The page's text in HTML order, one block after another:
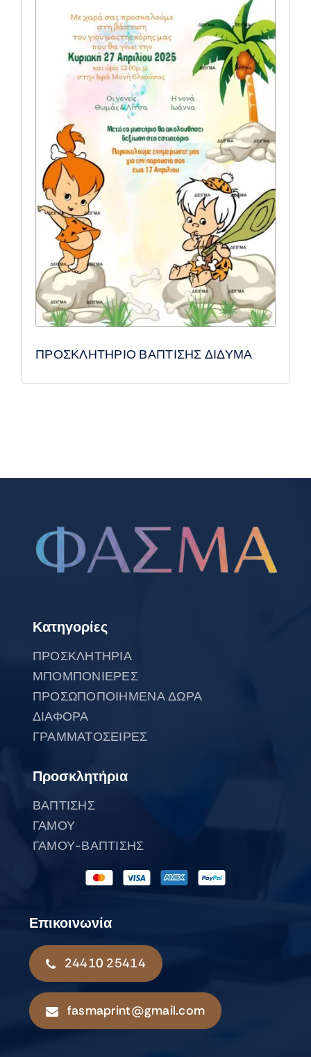
ΠΡΟΣΚΛΗΤΗΡΙΟ ΒΑΠΤΙΣΗΣ ΔΙΔΥΜΑ
Κατηγορίες
ΠΡΟΣΚΛΗΤΗΡΙΑ
ΜΠΟΜΠΟΝΙΕΡΕΣ
ΠΡΟΣΩΠΟΠΟΙΗΜΕΝΑ ΔΩΡΑ
ΔΙΑΦΟΡΑ
ΓΡΑΜΜΑΤΟΣΕΙΡΕΣ
Προσκλητήρια
ΒΑΠΤΙΣΗΣ
ΓΑΜΟΥ
ΓΑΜΟΥ-ΒΑΠΤΙΣΗΣ
Επικοινωνία
24410 25414
fasmaprint@gmail.com